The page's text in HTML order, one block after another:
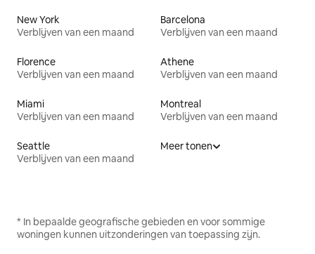
New York
Verblijven van een maand
Barcelona
Verblijven van een maand
Florence
Verblijven van een maand
Athene
Verblijven van een maand
Miami
Verblijven van een maand
Montreal
Verblijven van een maand
Seattle
Verblijven van een maand
Meer tonen
* In bepaalde geografische gebieden en voor sommige
woningen kunnen uitzonderingen van toepassing zijn.